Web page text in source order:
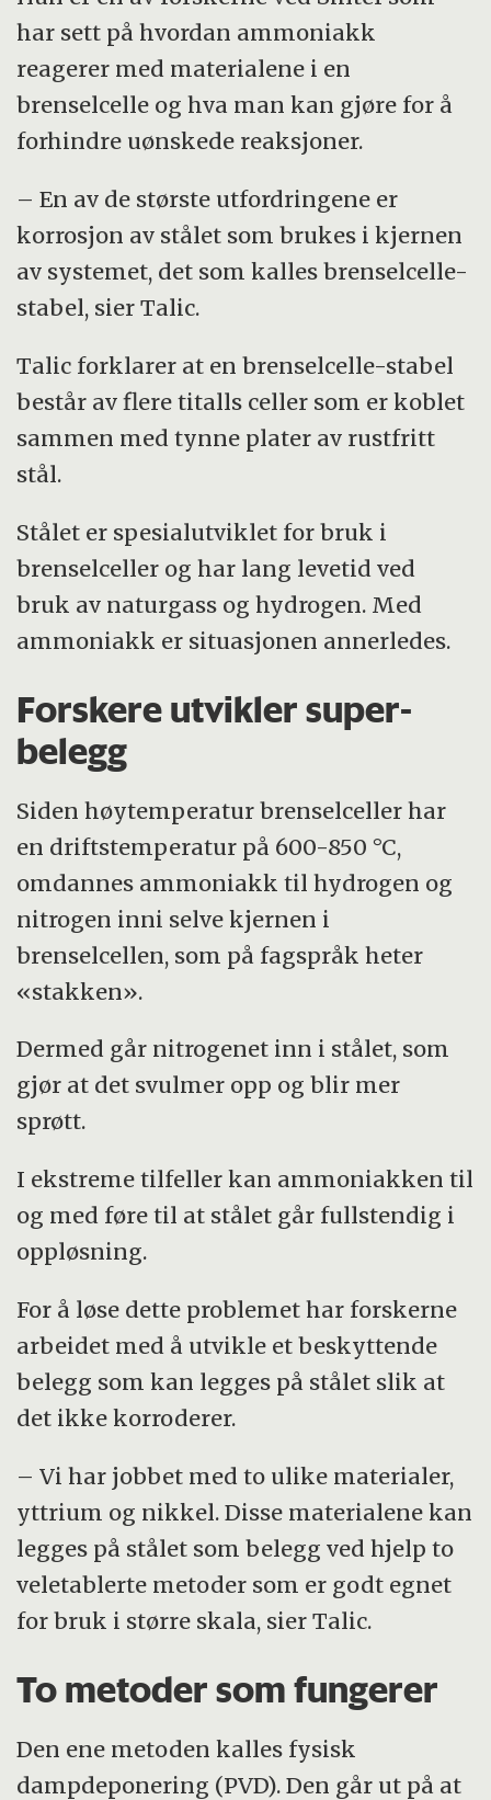
har sett på hvordan ammoniakk
reagerer med materialene i en
brenselcelle og hva man kan gjøre for å
forhindre uønskede reaksjoner.
– En av de største utfordringene er
korrosjon av stålet som brukes i kjernen
av systemet, det som kalles brenselcelle-
stabel, sier Talic.
Talic forklarer at en brenselcelle-stabel
består av flere titalls celler som er koblet
sammen med tynne plater av rustfritt
stål.
Stålet er spesialutviklet for bruk i
brenselceller og har lang levetid ved
bruk av naturgass og hydrogen. Med
ammoniakk er situasjonen annerledes.
Forskere utvikler super-
belegg
Siden høytemperatur brenselceller har
en driftstemperatur på 600-850 °C,
omdannes ammoniakk til hydrogen og
nitrogen inni selve kjernen i
brenselcellen, som på fagspråk heter
«stakken».
Dermed går nitrogenet inn i stålet, som
gjør at det svulmer opp og blir mer
sprøtt.
I ekstreme tilfeller kan ammoniakken til
og med føre til at stålet går fullstendig i
oppløsning.
For å løse dette problemet har forskerne
arbeidet med å utvikle et beskyttende
belegg som kan legges på stålet slik at
det ikke korroderer.
– Vi har jobbet med to ulike materialer,
yttrium og nikkel. Disse materialene kan
legges på stålet som belegg ved hjelp to
veletablerte metoder som er godt egnet
for bruk i større skala, sier Talic.
To metoder som fungerer
Den ene metoden kalles fysisk
dampdeponering (PVD). Den går ut på at